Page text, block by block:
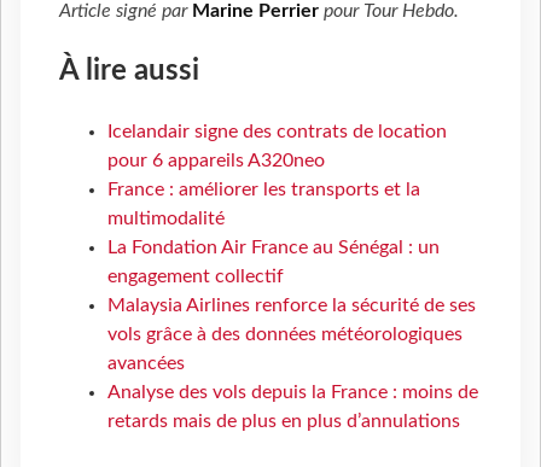
Article signé par Marine Perrier pour Tour Hebdo.
À lire aussi
Icelandair signe des contrats de location
pour 6 appareils A320neo
France : améliorer les transports et la
multimodalité
La Fondation Air France au Sénégal : un
engagement collectif
Malaysia Airlines renforce la sécurité de ses
vols grâce à des données météorologiques
avancées
Analyse des vols depuis la France : moins de
retards mais de plus en plus d’annulations